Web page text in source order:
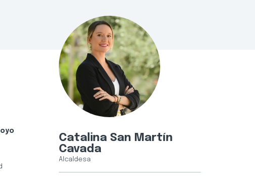
Catalina San Martín
Cavada
Alcaldesa